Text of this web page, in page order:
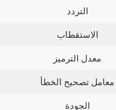
التردد
الاستقطاب
معدل الترميز
معامل تصحيح الخطأ
الجودة